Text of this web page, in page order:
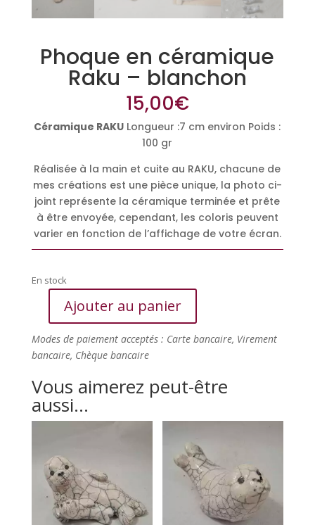
Phoque en céramique
Raku – blanchon
15,00€
Céramique RAKU Longueur :7 cm environ Poids :
100 gr
Réalisée à la main et cuite au RAKU, chacune de
mes créations est une pièce unique, la photo ci-
joint représente la céramique terminée et prête
à être envoyée, cependant, les coloris peuvent
varier en fonction de l’affichage de votre écran.
En stock
quantité
Phoque
en
céramique
Raku
-
Ajouter au panier
Modes de paiement acceptés : Carte bancaire, Virement
bancaire, Chèque bancaire
Vous aimerez peut-être
aussi…